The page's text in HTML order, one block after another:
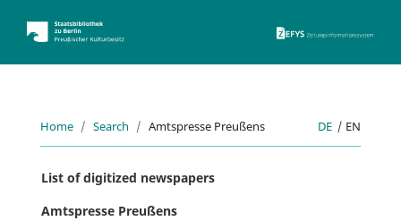
Home Search Amtspresse Preußens DE | EN
List of digitized newspapers
Amtspresse Preußens